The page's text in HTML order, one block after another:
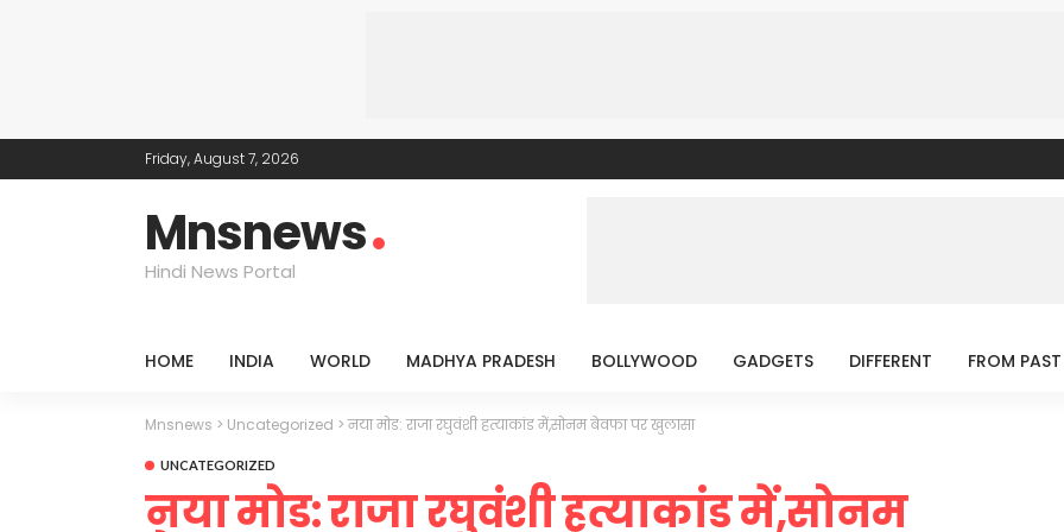
Friday, August 7, 2026
Mnsnews
Hindi News Portal
HOME INDIA WORLD MADHYA PRADESH BOLLYWOOD GADGETS DIFFERENT FROM PAST
Mnsnews > Uncategorized >नया मोड: राजा रघुवंशी हत्याकांड में,सोनम बेवफा पर खुलासा
UNCATEGORIZED
नया मोड: राजा रघुवंशी हत्याकांड में,सोनम